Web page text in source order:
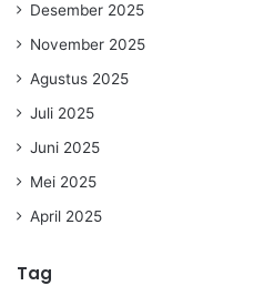
Desember 2025
November 2025
Agustus 2025
Juli 2025
Juni 2025
Mei 2025
April 2025
Tag